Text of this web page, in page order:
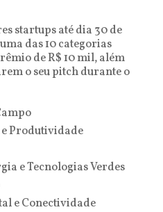
startups até dia 30 de
das 10 categorias
de R$ 10 mil, além
o seu pitch durante o
Produtividade
e Tecnologias Verdes
e Conectividade